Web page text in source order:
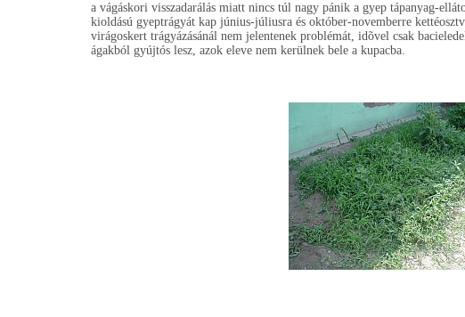
a vágáskori visszadarálás miatt nincs túl nagy pánik a gyep tápanyag-
kioldású gyeptrágyát kap június-júliusra és október-novemberre
virágoskert trágyázásánál nem jelentenek problémát, idõvel csak
ágakból gyújtós lesz, azok eleve nem kerülnek bele a kupacba.